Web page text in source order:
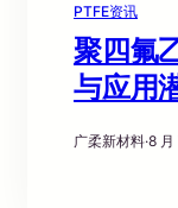
PTFE资讯
聚四氟
与应用
广柔新材料·8 月